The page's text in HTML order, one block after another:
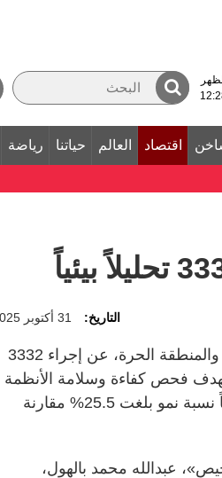
اقتصاد العالم حياتنا رياضة
التاريخ: 31 أكتوبر 2025
أعلن المختبر المركزي في مؤسسة الموانئ والجمارك والمنطقة الحرة، عن إجراء 3332
بيئياً خلال الأشهر التسعة الأولى من عام 2025، بهدف فحص كفاءة وسلامة الأنظمة
البيئية في المناطق الخاضعة لإشراف المؤسسة، محققاً نسبة نمو بلغت 25.5% مقارنة
عبدالله محمد بالهول،